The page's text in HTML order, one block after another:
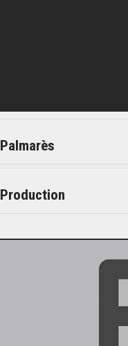
Palmarès
Production